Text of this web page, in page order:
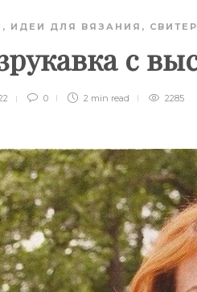
, ИДЕИ ДЛЯ ВЯЗАНИЯ ,
с
0 2 min read 2285